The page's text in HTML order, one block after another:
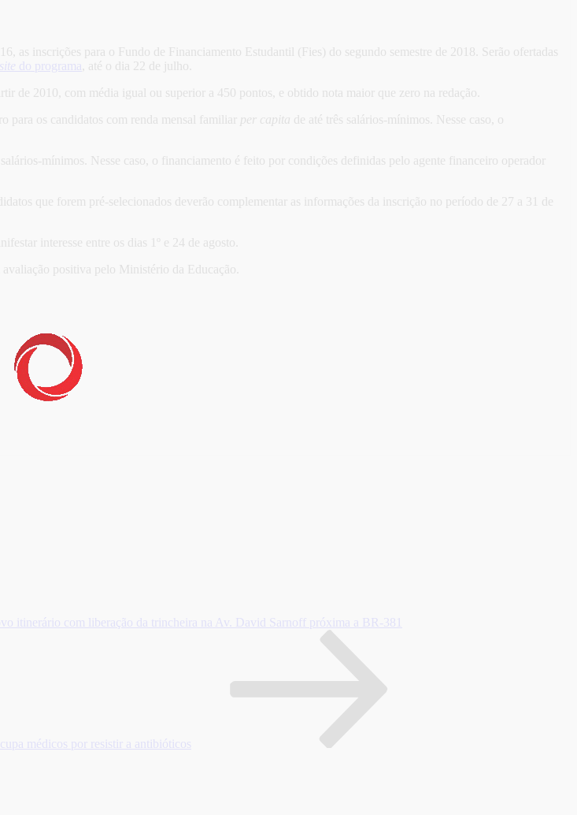
as inscrições para o Fundo de Financiamento Estudantil (Fies) do segundo semestre de 2018. Serão ofertadas
site do programa, até o dia 22 de julho.
de 2010, com média igual ou superior a 450 pontos, e obtido nota maior que zero na redação.
para os candidatos com renda mensal familiar per capita de até três salários-mínimos. Nesse caso, o
mínimos. Nesse caso, o financiamento é feito por condições definidas pelo agente financeiro operador
que forem pré-selecionados deverão complementar as informações da inscrição no período de 27 a 31 de
interesse entre os dias 1º e 24 de agosto.
positiva pelo Ministério da Educação.
itinerário com liberação da trincheira na Av. David Sarnoff próxima a BR-381
médicos por resistir a antibióticos